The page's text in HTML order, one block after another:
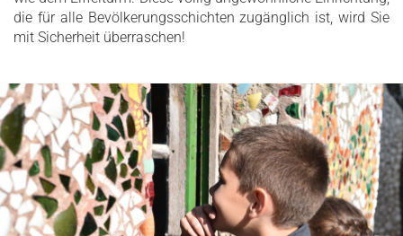
die für alle Bevölkerungsschichten zugänglich ist, wird Sie
mit Sicherheit überraschen!